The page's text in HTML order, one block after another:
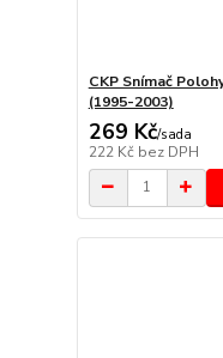
CKP Snímač
(1995-2003)
269 Kč/sada
222 Kč bez DPH